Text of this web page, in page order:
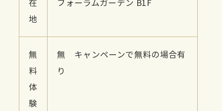
在
地
フォーラムガーデン B1F
無
料
体
験
無 キャンペーンで無料の場合有
り